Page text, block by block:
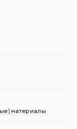
материалы